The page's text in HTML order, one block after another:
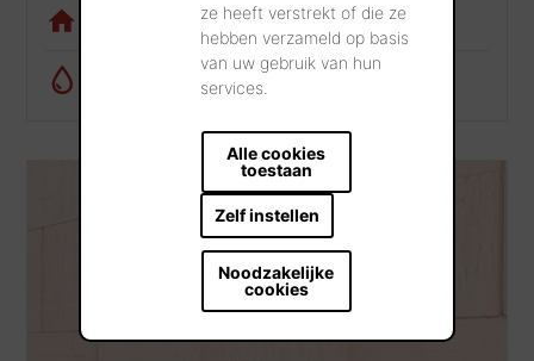
ze heeft verstrekt of die ze
hebben verzameld op basis
van uw gebruik van hun
services.
Alle cookies
toestaan
Zelf instellen
Noodzakelijke
cookies
Visualisatietool
Regenwatercalculator